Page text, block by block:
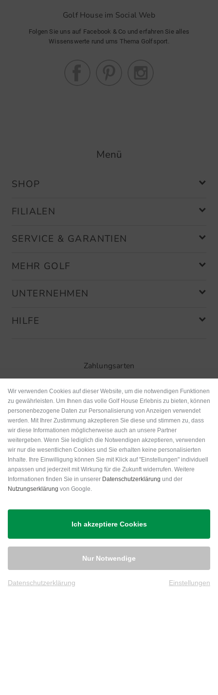
Golf House im Social Web
Folgen Sie uns auf Facebook & Co und erfahren Sie alles
Wissenswerte rund ums Thema Golfsport.
Menü
SHOP
FILIALEN
SERVICE & GARANTIEN
MEHR GOLF
UNTERNEHMEN
HILFE
Zahlungsarten
Versand
Wir verwenden Cookies auf dieser Website, um die notwendigen Funktionen
zu gewährleisten. Um Ihnen das volle Golf House Erlebnis zu bieten, können
personenbezogene Daten zur Personalisierung von Anzeigen verwendet
werden. Mit Ihrer Zustimmung akzeptieren Sie diese und stimmen zu, dass
wir diese Informationen möglicherweise auch an unsere Partner
weitergeben. Wenn Sie lediglich die Notwendigen akzeptieren, verwenden
wir nur die wesentlichen Cookies und Sie erhalten keine personalisierten
Inhalte. Ihre Einwilligung können Sie mit Klick auf "Einstellungen" individuell
anpassen und jederzeit mit Wirkung für die Zukunft widerrufen. Weitere
Informationen finden Sie in unserer Datenschutzerklärung und der
Nutzungserklärung von Google.
Ich akzeptiere Cookies
Nur Notwendige
Datenschutzerklärung Einstellungen